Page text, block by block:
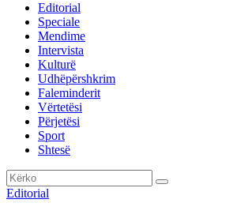
Editorial
Speciale
Mendime
Intervista
Kulturë
Udhëpërshkrim
Faleminderit
Vërtetësi
Përjetësi
Sport
Shtesë
Editorial